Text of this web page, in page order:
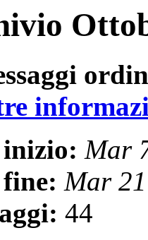
Mar
Mar
44